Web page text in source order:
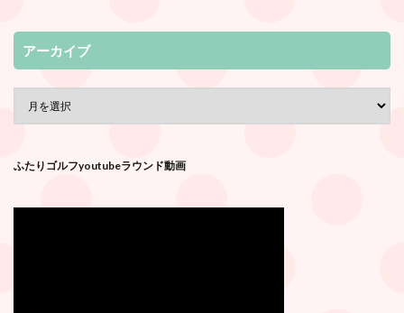
アーカイブ
ふたりゴルフyoutubeラウンド動画